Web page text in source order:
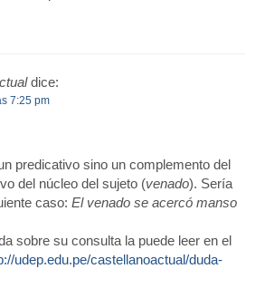
dice:
7:25 pm
predicativo sino un complemento del
del núcleo del sujeto (venado). Sería
caso:El venado se acercó manso
sobre su consulta la puede leer en el
udep.edu.pe/castellanoactual/duda-